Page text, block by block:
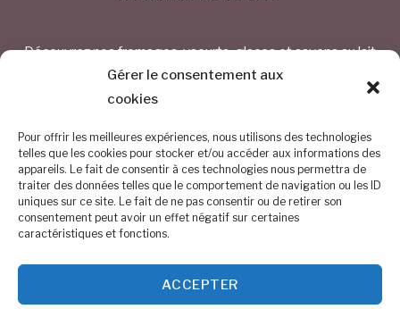
Gérer le consentement aux
cookies
Pour offrir les meilleures expériences, nous utilisons des technologies
telles que les cookies pour stocker et/ou accéder aux informations des
appareils. Le fait de consentir à ces technologies nous permettra de
traiter des données telles que le comportement de navigation ou les ID
uniques sur ce site. Le fait de ne pas consentir ou de retirer son
consentement peut avoir un effet négatif sur certaines
caractéristiques et fonctions.
ACCEPTER
Découvrez nos fromages, yaourts, glaces et savons au lait
de chèvre
Chemin Saint Bavon 1 – 1325 Chaumont-Gistoux
BE 0884.254.374
info@altitude150.be